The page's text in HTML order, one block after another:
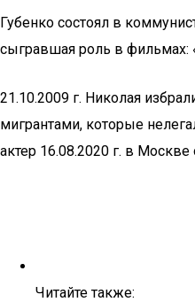
Губенко состоял в
сыгравшая роль в фильмах:
21.10.2009 г. Николая
мигрантами, которые
актер 16.08.2020 г. в Москве
Читайте также: